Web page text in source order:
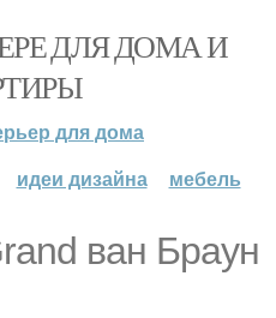
ДЛЯ ДОМА И
для дома
идеи дизайна мебель
ван Браун